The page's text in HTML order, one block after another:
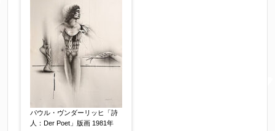
パウル・ヴンダーリッヒ「詩
人：Der Poet」版画 1981年